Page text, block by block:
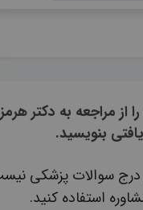
از مراجعه به دکتر
بنویسید.
سوالات پزشکی
استفاده کنید.